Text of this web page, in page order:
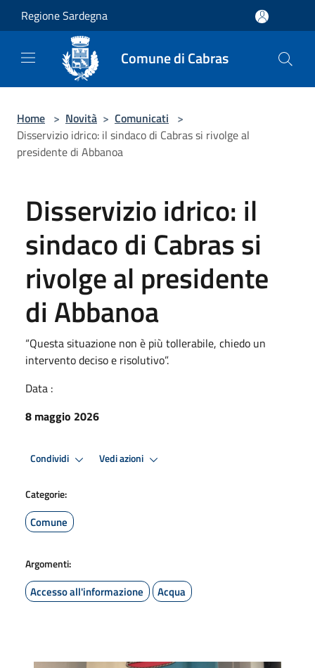
Salta al contenuto principale
Regione Sardegna
Comune di Cabras
Home > Novità > Comunicati >
Disservizio idrico: il sindaco di Cabras si rivolge al
presidente di Abbanoa
Disservizio idrico: il
sindaco di Cabras si
rivolge al presidente
di Abbanoa
“Questa situazione non è più tollerabile, chiedo un
intervento deciso e risolutivo”.
Data :
8 maggio 2026
Condividi Vedi azioni
Categorie:
Comune
Argomenti:
Accesso all'informazione Acqua